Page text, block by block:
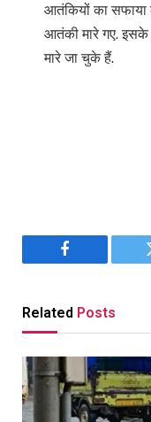
आतंकियों का सफाया
आतंकी मारे गए.
मारे जा चुके हैं.
Facebook
Related Posts